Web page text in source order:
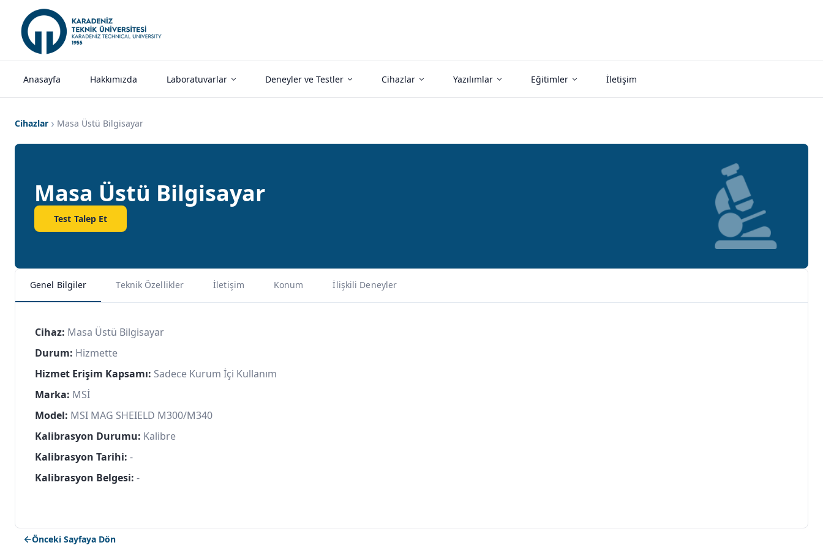
Anasayfa Hakkımızda Laboratuvarlar Deneyler ve Testler Cihazlar Yazılımlar Eğitimler İletişim
Cihazlar Masa Üstü Bilgisayar
Masa Üstü Bilgisayar
Test Talep Et
Genel Bilgiler Teknik Özellikler İletişim Konum İlişkili Deneyler
Cihaz: Masa Üstü Bilgisayar
Durum: Hizmette
Hizmet Erişim Kapsamı: Sadece Kurum İçi Kullanım
Marka: MSİ
Model: MSI MAG SHEIELD M300/M340
Kalibrasyon Durumu: Kalibre
Kalibrasyon Tarihi: -
Kalibrasyon Belgesi: -
Önceki Sayfaya Dön